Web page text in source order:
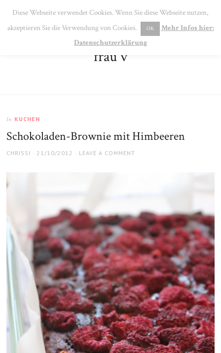
MENU
frau v
In KUCHEN
Schokoladen-Brownie mit Himbeeren
AUTHOR
CHRISSI
POSTED
21/10/2012 LEAVE A COMMENT
Diese Webseite verwendet Cookies. Wenn Sie diese Webseite nutzen,
akzeptieren Sie die Verwendung von Cookies.
OK
Mehr Infos hier:
Datenschutzerklärung